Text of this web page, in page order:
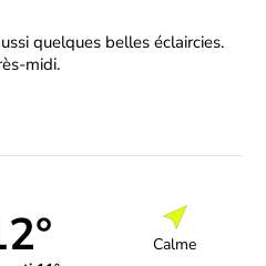
quelques belles éclaircies.
midi.
Calme